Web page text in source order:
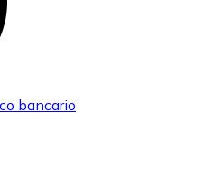
bancario